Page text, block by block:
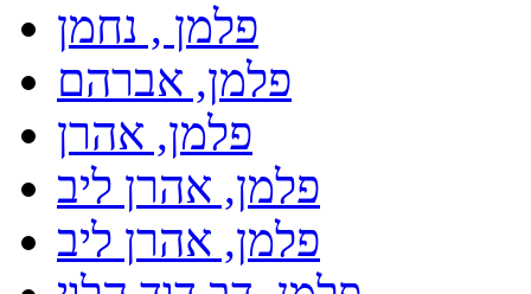
פלמן , נחמן
פלמן, אברהם
פלמן, אהרן
פלמן, אהרן ליב
פלמן, אהרן ליב